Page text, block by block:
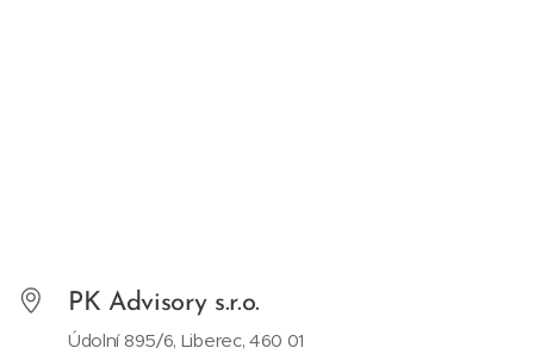
PK Advisory s.r.o.
Údolní 895/6, Liberec, 460 01